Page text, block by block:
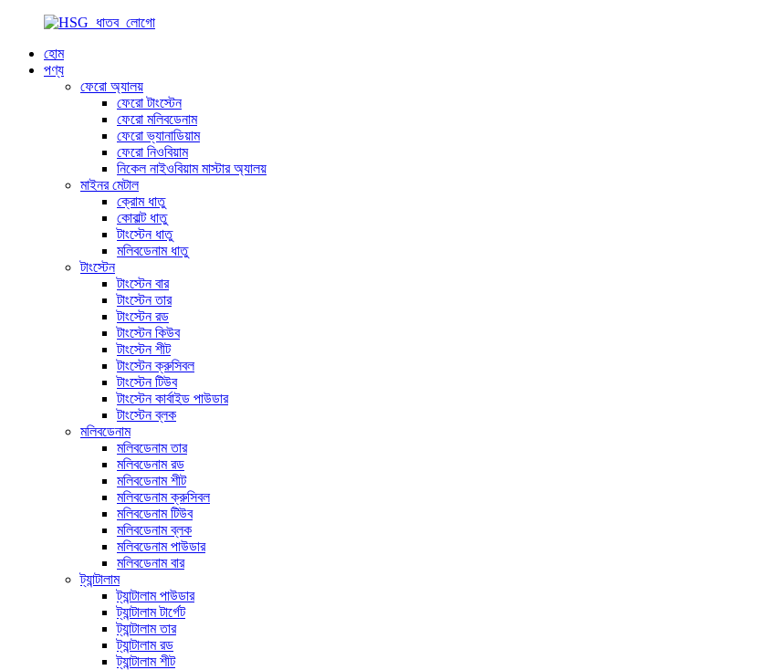
হোম
পণ্য
ফেরো অ্যালয়
ফেরো টাংস্টেন
ফেরো মলিবডেনাম
ফেরো ভ্যানাডিয়াম
ফেরো নিওবিয়াম
নিকেল নাইওবিয়াম মাস্টার অ্যালয়
মাইনর মেটাল
ক্রোম ধাতু
কোবাল্ট ধাতু
টাংস্টেন ধাতু
মলিবডেনাম ধাতু
টাংস্টেন
টাংস্টেন বার
টাংস্টেন তার
টাংস্টেন রড
টাংস্টেন কিউব
টাংস্টেন শীট
টাংস্টেন ক্রুসিবল
টাংস্টেন টিউব
টাংস্টেন কার্বাইড পাউডার
টাংস্টেন ব্লক
মলিবডেনাম
মলিবডেনাম তার
মলিবডেনাম রড
মলিবডেনাম শীট
মলিবডেনাম ক্রুসিবল
মলিবডেনাম টিউব
মলিবডেনাম ব্লক
মলিবডেনাম পাউডার
মলিবডেনাম বার
ট্যান্টালাম
ট্যান্টালাম পাউডার
ট্যান্টালাম টার্গেট
ট্যান্টালাম তার
ট্যান্টালাম রড
ট্যান্টালাম শীট